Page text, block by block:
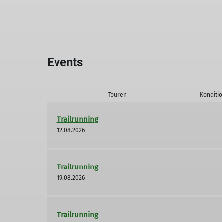
Events
Touren
Trailrunning
12.08.2026
Trailrunning
19.08.2026
Trailrunning